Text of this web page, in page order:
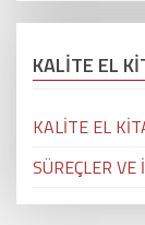
KALİTE EL
KALİTE EL
SÜREÇLER